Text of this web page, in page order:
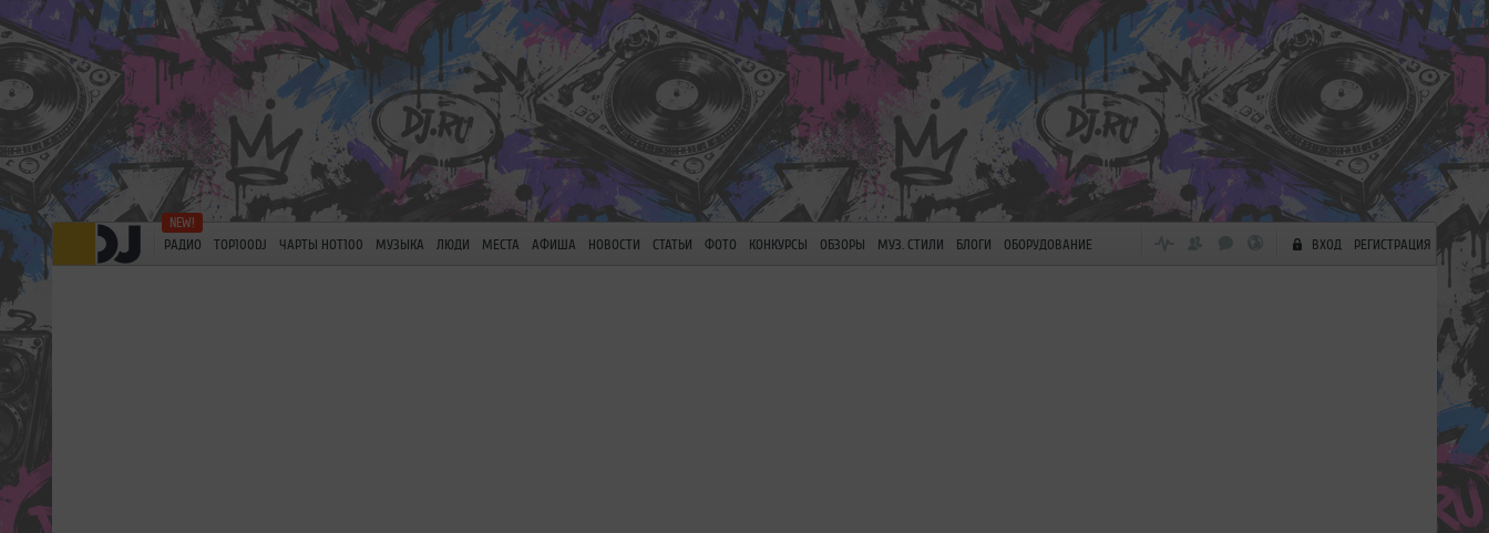
РАДИО TOP100DJ ЧАРТЫ HOT100 МУЗЫКА ЛЮДИ МЕСТА АФИША НОВОСТИ СТАТЬИ ФОТО КОНКУРСЫ ОБЗОРЫ МУЗ. СТИЛИ БЛОГИ ОБОРУДОВАНИЕ ВХОД РЕГИСТРАЦИЯ